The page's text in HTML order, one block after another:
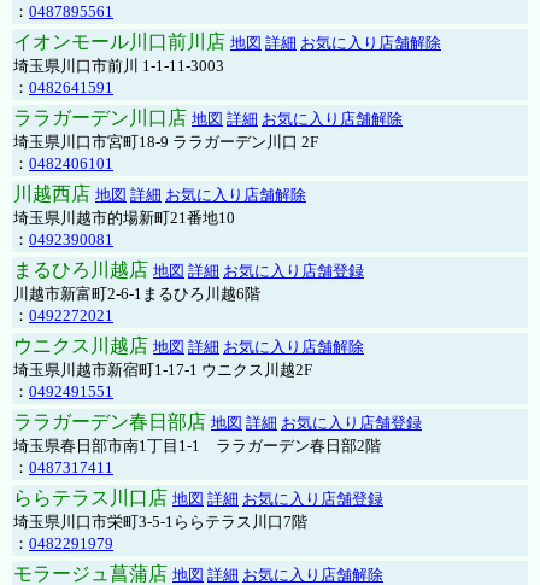
： 0487895561
イオンモール川口前川店 地図 詳細 お気に入り店舗解除
埼玉県川口市前川 1-1-11-3003
： 0482641591
ララガーデン川口店 地図 詳細 お気に入り店舗解除
埼玉県川口市宮町18-9 ララガーデン川口 2F
： 0482406101
川越西店 地図 詳細 お気に入り店舗解除
埼玉県川越市的場新町21番地10
： 0492390081
まるひろ川越店 地図 詳細 お気に入り店舗登録
川越市新富町2-6-1まるひろ川越6階
： 0492272021
ウニクス川越店 地図 詳細 お気に入り店舗解除
埼玉県川越市新宿町1-17-1 ウニクス川越2F
： 0492491551
ララガーデン春日部店 地図 詳細 お気に入り店舗登録
埼玉県春日部市南1丁目1-1 ララガーデン春日部2階
： 0487317411
ららテラス川口店 地図 詳細 お気に入り店舗登録
埼玉県川口市栄町3-5-1ららテラス川口7階
： 0482291979
モラージュ菖蒲店 地図 詳細 お気に入り店舗解除